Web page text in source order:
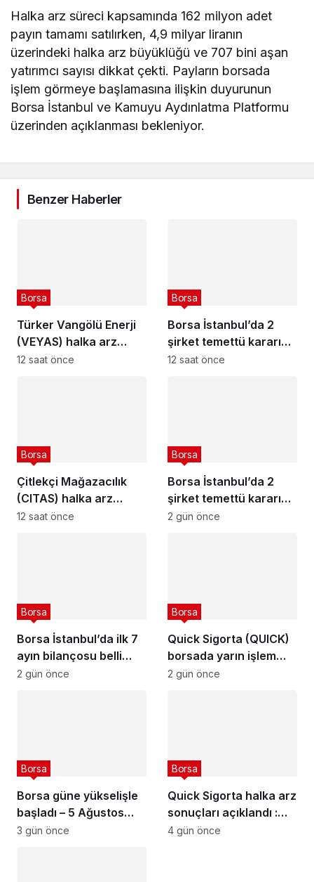
Halka arz süreci kapsamında 162 milyon adet
payın tamamı satılırken, 4,9 milyar liranın
üzerindeki halka arz büyüklüğü ve 707 bini aşan
yatırımcı sayısı dikkat çekti. Payların borsada
işlem görmeye başlamasına ilişkin duyurunun
Borsa İstanbul ve Kamuyu Aydınlatma Platformu
üzerinden açıklanması bekleniyor.
Benzer Haberler
Türker Vangölü Enerji
(VEYAS) halka arz
tarihleri açıklandı
Borsa
12 saat önce
Borsa İstanbul’da 2
şirket temettü kararını
açıkladı – 7 Ağustos
Borsa
12 saat önce
Çitlekçi Mağazacılık
(CITAS) halka arz
tarihleri açıklandı
Borsa
12 saat önce
Borsa İstanbul’da 2
şirket temettü kararını
açıkladı – 6 Ağustos
Borsa
2 gün önce
Borsa İstanbul’da ilk 7
ayın bilançosu belli
oldu
Borsa
2 gün önce
Quick Sigorta (QUICK)
borsada yarın işlem
görmeye başlayacak
Borsa
2 gün önce
Borsa güne yükselişle
başladı – 5 Ağustos
2026
Borsa
3 gün önce
Quick Sigorta halka arz
sonuçları açıklandı :
Quick Sigorta (QUICK)
Borsa
4 gün önce